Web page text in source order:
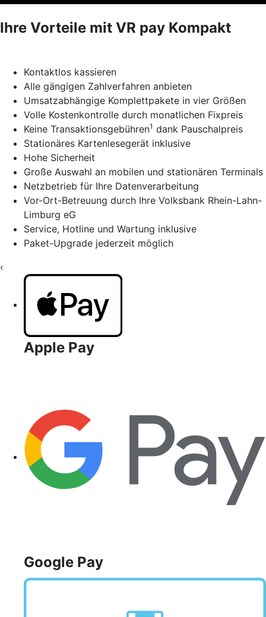
Ihre Vorteile mit VR pay Kompakt
Kontaktlos kassieren
Alle gängigen Zahlverfahren anbieten
Umsatzabhängige Komplettpakete in vier Größen
Volle Kostenkontrolle durch monatlichen Fixpreis
Keine Transaktionsgebühren1 dank Pauschalpreis
Stationäres Kartenlesegerät inklusive
Hohe Sicherheit
Große Auswahl an mobilen und stationären Terminals
Netzbetrieb für Ihre Datenverarbeitung
Vor-Ort-Betreuung durch Ihre Volksbank Rhein-Lahn-
Limburg eG
Service, Hotline und Wartung inklusive
Paket-Upgrade jederzeit möglich
‹
Apple Pay
Google Pay